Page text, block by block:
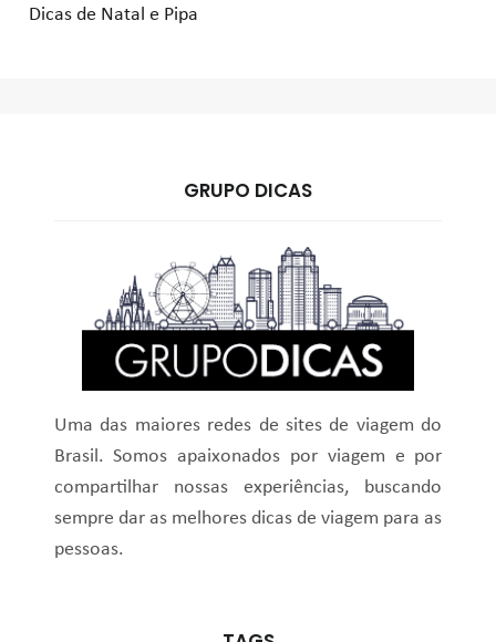
Dicas de Natal e Pipa
GRUPO DICAS
Uma das maiores redes de sites de viagem do
Brasil. Somos apaixonados por viagem e por
compartilhar nossas experiências, buscando
sempre dar as melhores dicas de viagem para as
pessoas.